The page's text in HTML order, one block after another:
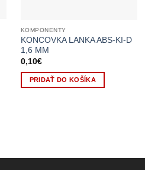
KOMPONENTY
KONCOVKA LANKA ABS-KI-D
1,6 MM
0,10€
PRIDAŤ DO KOŠÍKA